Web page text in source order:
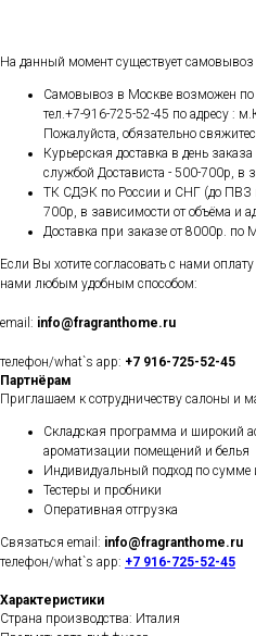
На данный момент существует самовывоз
Самовывоз в Москве возможен по
тел.+7-916-725-52-45 по адресу :
Пожалуйста, обязательно
Курьерская доставка в день
службой Достависта - 500-700р, в
ТК СДЭК по России и СНГ (до ПВЗ
700р, в зависимости от объёма и
Доставка при заказе от 8000р. по
Если Вы хотите согласовать с нами
нами любым удобным способом:
email: info@fragranthome.ru
телефон/what`s app: +7 916-725-52-45
Партнёрам
Приглашаем к сотрудничеству салоны и
Складская программа и широкий
ароматизации помещений и белья
Индивидуальный подход по сумме
Тестеры и пробники
Оперативная отгрузка
Связаться email: info@fragranthome.ru
телефон/what`s app: +7 916-725-52-45
Характеристики
Страна производства: Италия